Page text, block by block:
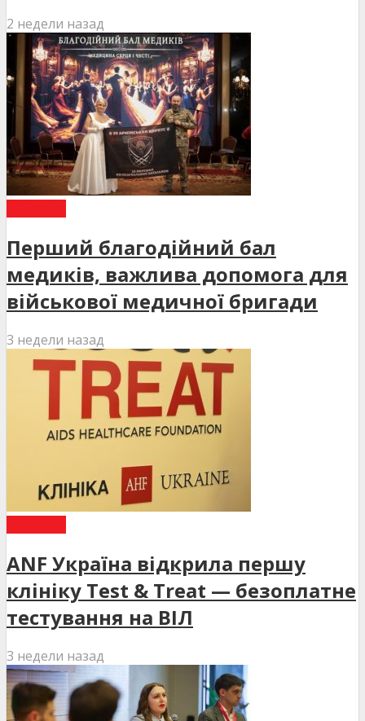
2 недели назад
Перший благодійний бал
медиків, важлива допомога для
військової медичної бригади
3 недели назад
ANF Україна відкрила першу
клініку Test & Treat — безоплатне
тестування на ВІЛ
3 недели назад